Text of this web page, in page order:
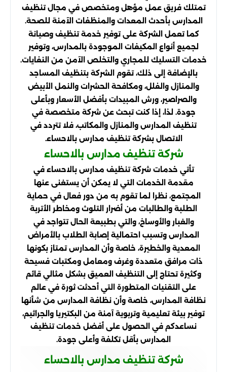
تمتلك فريق عمل مؤهل ومتخصص في مجال تنظيف
المدارس بأحدث المعدات والمنظفات الآمنة للصحة.
كما تعمل الشركة على توفير خدمة تنظيف وصيانة
لجميع أنواع المكيفات الموجودة بالمدارس، وتوفير
خدمات التسليك للمجاري والتخلص الآمن من النفايات.
بالإضافة إلى ذلك، تقوم الشركة بتنظيف المساجد
والمنازل والفلل، ومكافحة الحشرات والنمل الأبيض
والصراصير، ورش المبيدات بأفضل الأسعار وبأعلى
جودة. لذا، إذا كنت تبحث عن شركة متخصصة في
تنظيف المدارس والمنازل والمكاتب، فلا تتردد في
الاتصال بشركة تنظيف مدارس بالاحساء.
شركة تنظيف مدارس بالاحساء
تأتي خدمات شركة تنظيف مدارس بالاحساء في
مقدمة الخدمات التي لا يمكن أن يستغنى عنها
المجتمع، نظرا لما تقوم به من دور فعال في حماية
الطلبة والطالبات من أضرار التلوث ومخاطر الأتربة
والغبار والأوساخ، والتي بطبيعة الحال تتواجد في
المدارس وتسبب احتمالية إصابة الطلاب بالأمراض
المعدية والخطيرة، خاصة وأن المدارس تمتاز بكونها
ذات مرافق متعددة وغرف ومعامل ومكتبات فسيحة
وكثيرة تحتاج إلى التنظيف العميق بشكل مثالي قائم
على التقنيات المتطورة التي أحدثت ثورة في عالم
نظافة المدارس، خاصة وأن نظافة المدارس من شأنها
توفير بيئة تعليمية وتربوية آمنة من البكتيريا والجراثيم،
نساعدكم في الحصول على أفضل خدمات تنظيف
المدارس بأقل تكلفة وأعلى جودة.
شركة تنظيف مدارس بالاحساء